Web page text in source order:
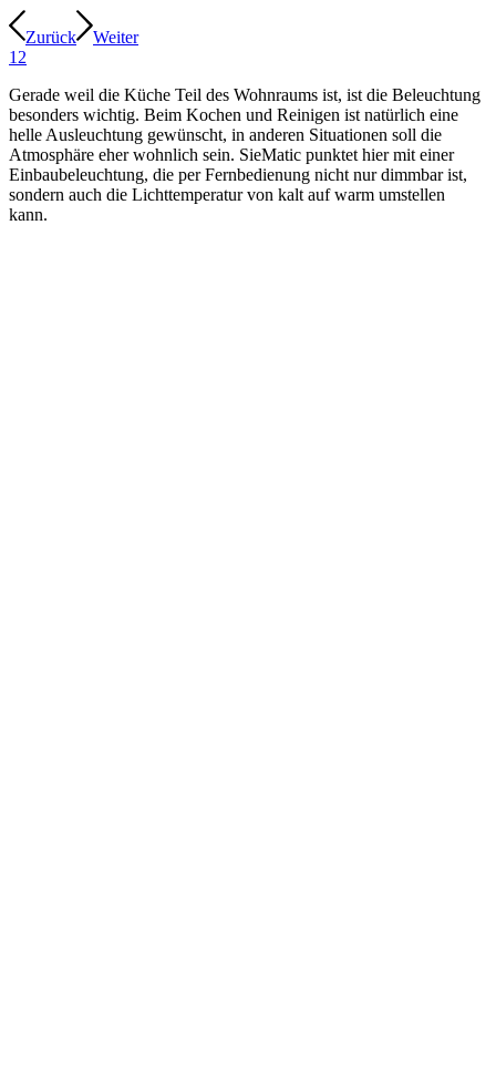
Zurück
Weiter
1 2
Gerade weil die Küche Teil des Wohnraums ist, ist die Beleuchtung
besonders wichtig. Beim Kochen und Reinigen ist natürlich eine
helle Ausleuchtung gewünscht, in anderen Situationen soll die
Atmosphäre eher wohnlich sein. SieMatic punktet hier mit einer
Einbaubeleuchtung, die per Fernbedienung nicht nur dimmbar ist,
sondern auch die Lichttemperatur von kalt auf warm umstellen
kann.